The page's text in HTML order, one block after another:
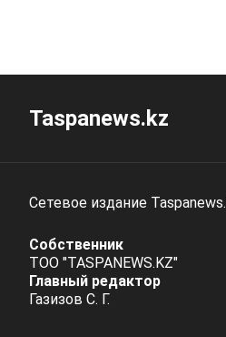
Taspanews.kz
Сетевое издание
Собственник
ТОО "TASPANEWS.KZ"
Главный редактор
Газизов С. Г.